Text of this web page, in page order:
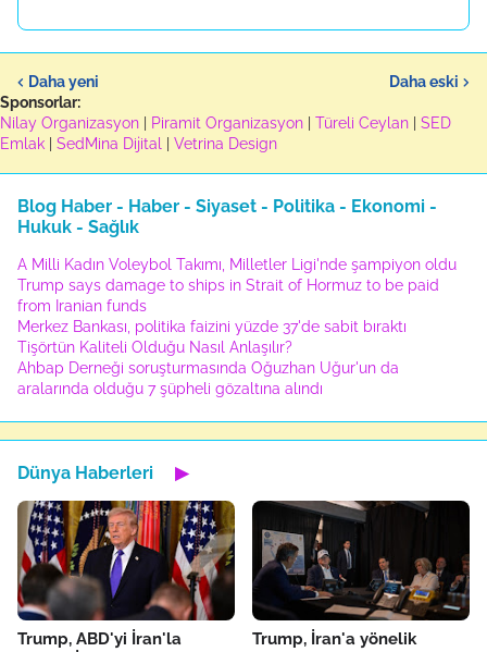
Daha yeni
Daha eski
Sponsorlar:
Nilay Organizasyon
Piramit Organizasyon Türeli Ceylan
SED
Emlak
SedMina Dijital Vetrina Design
Blog Haber - Haber - Siyaset - Politika - Ekonomi -
Hukuk - Sağlık
A Milli Kadın Voleybol Takımı, Milletler Ligi'nde şampiyon oldu
Trump says damage to ships in Strait of Hormuz to be paid
from Iranian funds
Merkez Bankası, politika faizini yüzde 37'de sabit bıraktı
Tişörtün Kaliteli Olduğu Nasıl Anlaşılır?
Ahbap Derneği soruşturmasında Oğuzhan Uğur'un da
aralarında olduğu 7 şüpheli gözaltına alındı
Dünya Haberleri ▶
Trump, ABD'yi İran'la
Trump, İran'a yönelik